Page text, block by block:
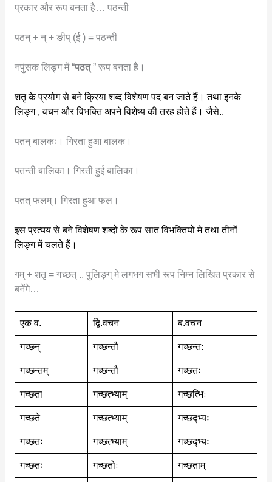
प्रकार और रूप बनता है… पठन्ती
पठन् + न् + ङीप् (ई ) = पठन्ती
नपुंसक लिङ्ग में “पठत्” रूप बनता है।
शतृ के प्रयोग से बने क्रिया शब्द विशेषण पद बन जाते हैं। तथा इनके
लिङ्ग , वचन और विभक्ति अपने विशेष्य की तरह होते हैं। जैसे..
पतन् बालकः। गिरता हुआ बालक।
पतन्ती बालिका। गिरती हुई बालिका।
पतत् फलम्। गिरता हुआ फल।
इस प्रत्यय से बने विशेषण शब्दों के रूप सात विभक्तियों मे तथा तीनों
लिङ्ग में चलते हैं।
गम् + शतृ = गच्छत् .. पुलिङ्ग् मे लगभग सभी रूप निम्न लिखित प्रकार से
बनेंगे…
एक व. द्वि.वचन ब.वचन
गच्छन् गच्छन्तौ गच्छन्त:
गच्छन्तम् गच्छन्तौ गच्छतः
गच्छता गच्छत्भ्याम् गच्छत्भिः
गच्छते गच्छत्भ्याम् गच्छद्भ्यः
गच्छतः गच्छत्भ्याम् गच्छद्भ्यः
गच्छतः गच्छतोः गच्छताम्